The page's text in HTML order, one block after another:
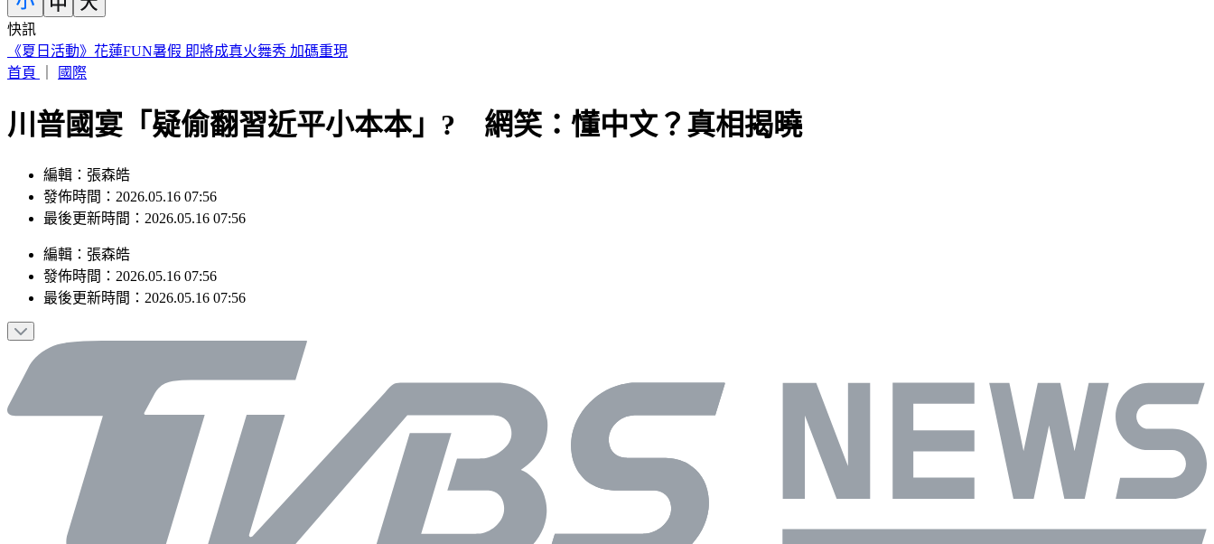
快訊
烏干達「拒台護照入境」！外交部認了：持續聯繫交涉中
首頁
國際
川普國宴「疑偷翻習近平小本本」? 網笑：懂中文？真相揭曉
編輯：張森皓
發佈時間：2026.05.16 07:56
最後更新時間：2026.05.16 07:56
編輯 ： 張森皓
發佈時間： 2026.05.16 07:56
最後更新時間： 2026.05.16 07:56